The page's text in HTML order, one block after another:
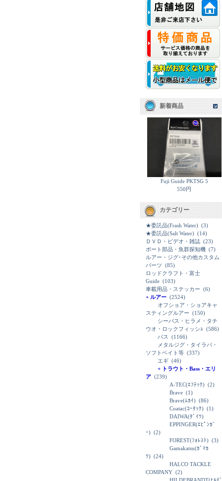
新着商品
Fuji Guide PKTSG 5
550円
カテゴリー
★委託品(Frash Water) (3)
★委託品(Salt Water) (14)
ＤＶＤ・ビデオ・雑誌 (23)
ボート部品・魚群探知機 (7)
ルアー・ジグ･その他カスタム
パーツ (85)
ロッドクラフト・富士
Guide (103)
車載用品・ステッカー (6)
+ ルアー (2524)
オフショア・ショアキャ
スティングルアー (150)
シーバス・ヒラメ・タチ
ウオ・ロックフィッシｭ (586)
バス
(1166)
メタルジグ・タイラバ・
ソフトベイト等 (337)
エギ (46)
+ トラウト・Bass・エリ
ア (239)
A-TEC(ｴﾌﾃｯｸ) (2)
Brave (1)
Brave(ﾑｶｲ) (86)
Coatac(ｺｰﾀｯｸ) (1)
DAIWA(ﾀﾞｲﾜ)
EPPINGER(ｴﾋﾟﾝｶﾞ
ｰ) (2)
FOREST(ﾌｫﾚｽﾄ) (3)
Gamakatsu(ｶﾞﾏｶ
ﾂ) (24)
HALCO TACKLE
COMPANY (2)